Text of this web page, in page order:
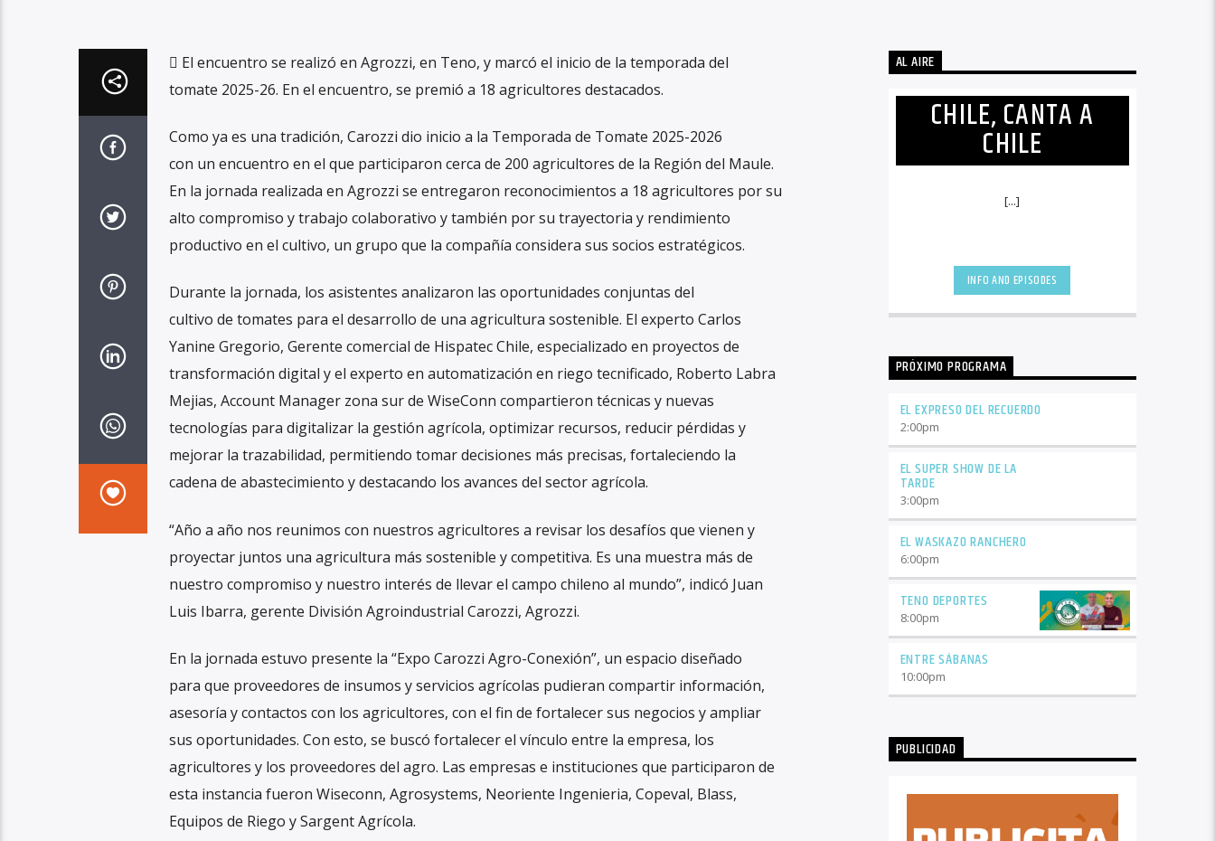
 El encuentro se realizó en Agrozzi, en Teno, y marcó el inicio de la temporada del
tomate 2025-26. En el encuentro, se premió a 18 agricultores destacados.
Como ya es una tradición, Carozzi dio inicio a la Temporada de Tomate 2025-2026
con un encuentro en el que participaron cerca de 200 agricultores de la Región del Maule.
En la jornada realizada en Agrozzi se entregaron reconocimientos a 18 agricultores por su
alto compromiso y trabajo colaborativo y también por su trayectoria y rendimiento
productivo en el cultivo, un grupo que la compañía considera sus socios estratégicos.
Durante la jornada, los asistentes analizaron las oportunidades conjuntas del
cultivo de tomates para el desarrollo de una agricultura sostenible. El experto Carlos
Yanine Gregorio, Gerente comercial de Hispatec Chile, especializado en proyectos de
transformación digital y el experto en automatización en riego tecnificado, Roberto Labra
Mejias, Account Manager zona sur de WiseConn compartieron técnicas y nuevas
tecnologías para digitalizar la gestión agrícola, optimizar recursos, reducir pérdidas y
mejorar la trazabilidad, permitiendo tomar decisiones más precisas, fortaleciendo la
cadena de abastecimiento y destacando los avances del sector agrícola.
“Año a año nos reunimos con nuestros agricultores a revisar los desafíos que vienen y
proyectar juntos una agricultura más sostenible y competitiva. Es una muestra más de
nuestro compromiso y nuestro interés de llevar el campo chileno al mundo”, indicó Juan
Luis Ibarra, gerente División Agroindustrial Carozzi, Agrozzi.
En la jornada estuvo presente la “Expo Carozzi Agro-Conexión”, un espacio diseñado
para que proveedores de insumos y servicios agrícolas pudieran compartir información,
asesoría y contactos con los agricultores, con el fin de fortalecer sus negocios y ampliar
sus oportunidades. Con esto, se buscó fortalecer el vínculo entre la empresa, los
agricultores y los proveedores del agro. Las empresas e instituciones que participaron de
esta instancia fueron Wiseconn, Agrosystems, Neoriente Ingenieria, Copeval, Blass,
Equipos de Riego y Sargent Agrícola.
AL AIRE
CHILE, CANTA A
CHILE
[...]
INFO AND EPISODES
PRÓXIMO PROGRAMA
EL EXPRESO DEL RECUERDO
2:00pm
EL SUPER SHOW DE LA
TARDE
3:00pm
EL WASKAZO RANCHERO
6:00pm
TENO DEPORTES
8:00pm
ENTRE SÁBANAS
10:00pm
PUBLICIDAD